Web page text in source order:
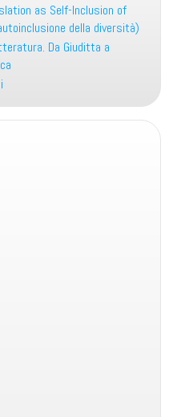
as Self-Inclusion of
della diversità)
Da Giuditta a